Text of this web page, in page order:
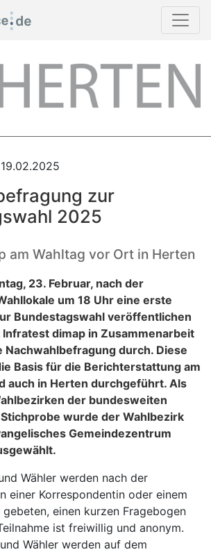
zur
2025
am Wahltag vor Ort in Herten
23. Februar, nach der
um 18 Uhr eine erste
Bundestagswahl veröffentlichen
dimap in Zusammenarbeit
Nachwahlbefragung durch. Diese
Basis für die Berichterstattung am
auch in Herten durchgeführt. Als
der bundesweiten
wurde der Wahlbezirk
Gemeindezentrum
Wähler werden nach der
einer Korrespondentin oder einem
einen kurzen Fragebogen
ist freiwillig und anonym.
Wähler werden auf dem